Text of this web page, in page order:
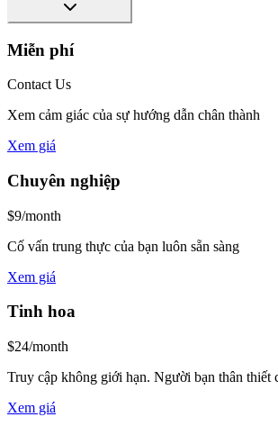
Miễn phí
Contact Us
Xem cảm giác của sự hướng dẫn chân thành
Xem giá
Chuyên nghiệp
$9/month
Cố vấn trung thực của bạn luôn sẵn sàng
Xem giá
Tinh hoa
$24/month
Truy cập không giới hạn. Người bạn thân thiết
Xem giá